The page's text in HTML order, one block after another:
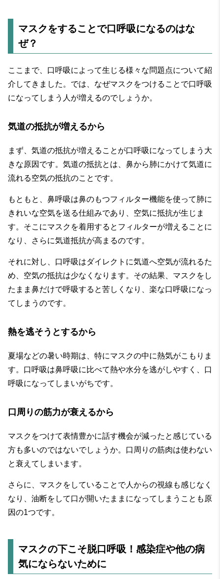
マスクをすることで口呼吸になるのはな
ぜ？
ここまで、口呼吸によって生じる様々な問題点について紹
介してきました。では、なぜマスクをつけることで口呼吸
になってしまう人が増えるのでしょうか。
気道の抵抗が増えるから
まず、気道の抵抗が増えることが口呼吸になってしまう大
きな原因です。気道の抵抗とは、鼻から肺にかけて気道に
流れる空気の抵抗のことです。
もともと、鼻呼吸は鼻のもつフィルター機能を使って肺に
きれいな空気を送る仕組みであり、空気に抵抗が生じま
す。そこにマスクを着用するとフィルターが増えることに
なり、さらに気道抵抗が高まるのです。
それに対し、口呼吸はダイレクトに気道へ空気が流れるた
め、空気の抵抗は少なくなります。その結果、マスクをし
たまま鼻だけで呼吸すると苦しくなり、楽な口呼吸になっ
てしまうのです。
熱を逃そうとするから
夏場などの暑い時期は、特にマスクの中に熱気がこもりま
す。口呼吸は鼻呼吸に比べて熱や水分を逃がしやすく、口
呼吸になってしまいがちです。
口周りの筋力が衰えるから
マスクをつけて表情豊かに話す機会が減ったと感じている
方も多いのではないでしょうか。口周りの筋肉は使わない
と衰えてしまいます。
さらに、マスクをしていることで人からの視線も感じなく
なり、油断をして口が開いたままになってしまうことも原
因の1つです。
マスクの下こそ脱口呼吸！感染症や他の病
気にならないために